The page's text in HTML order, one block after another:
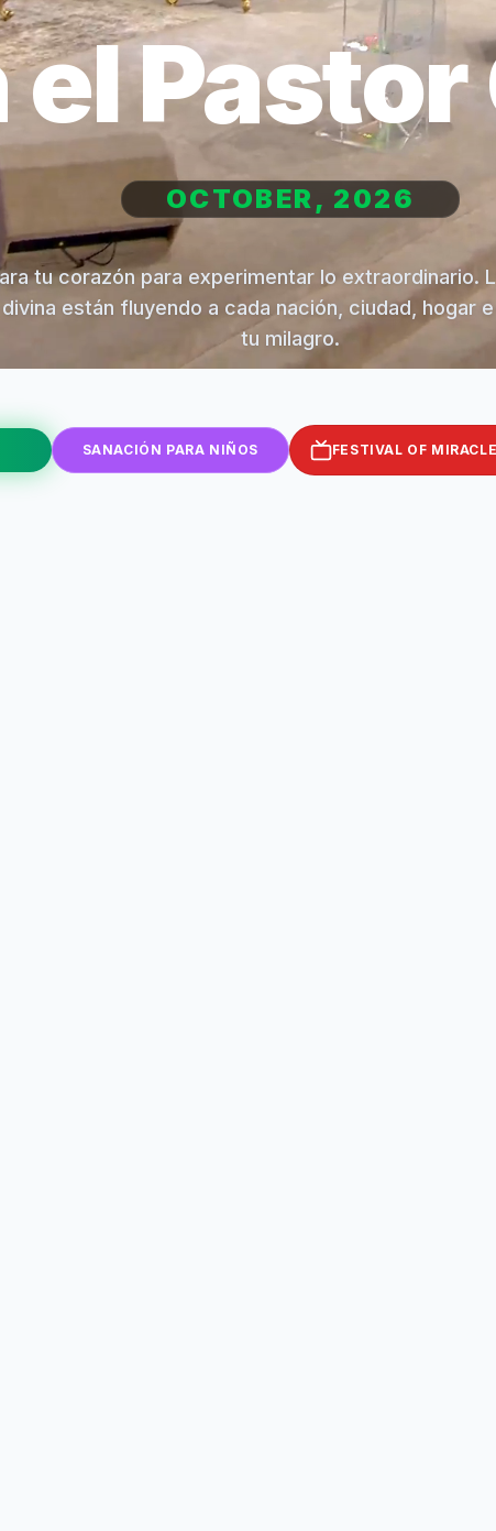
el
OCTOBER, 2026
tu corazón para experimentar lo extraordinario.
están fluyendo a cada nación, ciudad, hogar
tu milagro.
SANACIÓN PARA NIÑOS FESTIVAL OF